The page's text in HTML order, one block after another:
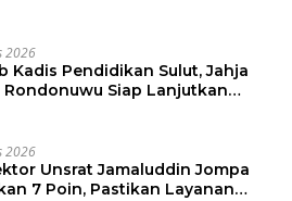
2026
Kadis Pendidikan Sulut, Jahja
Rondonuwu Siap Lanjutkan
2026
Unsrat Jamaluddin Jompa
7 Poin, Pastikan Layanan